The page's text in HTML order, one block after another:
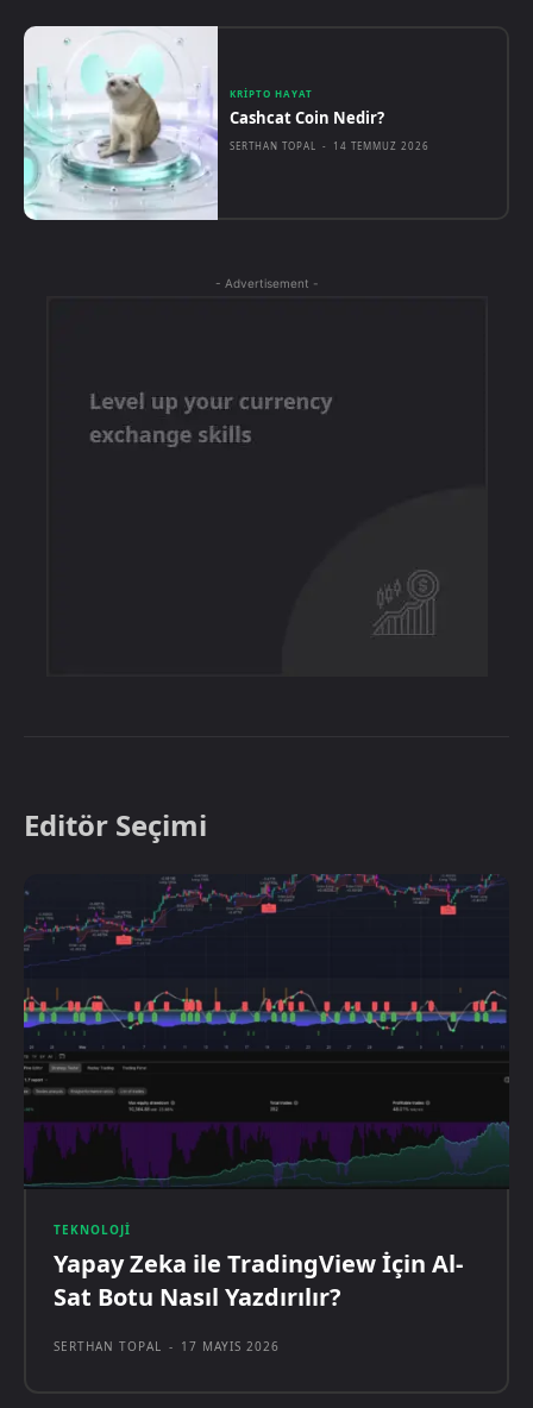
KRIPTO HAYAT
Cashcat Coin Nedir?
SERTHAN TOPAL - 14 TEMMUZ 2026
- Advertisement -
Editör Seçimi
TEKNOLOJI
Yapay Zeka ile TradingView İçin Al-
Sat Botu Nasıl Yazdırılır?
SERTHAN TOPAL - 17 MAYIS 2026